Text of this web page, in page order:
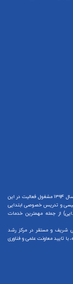
می باشد که از سال ۱۳۹۴ مشغول فعالیت در این
و تدریس خصوصی ابتدایی
) از جمله مهمترین خدمات
شریف و مستقر در مرکز رشد
تایید معاونت علمی و فناوری